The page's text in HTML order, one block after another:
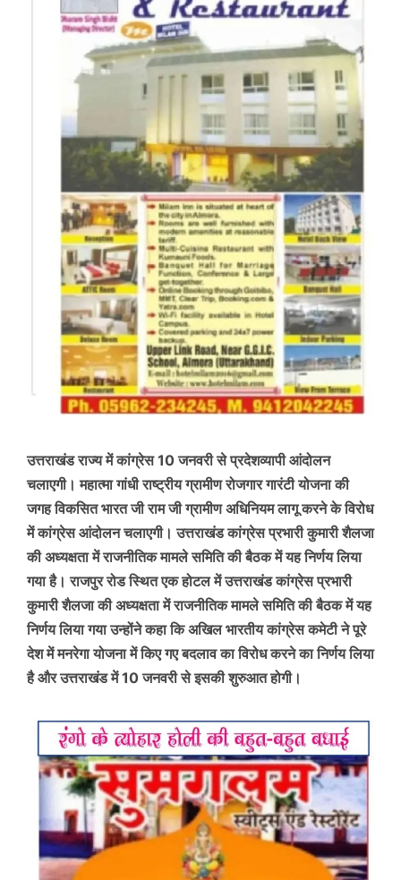
उत्तराखंड राज्य में कांग्रेस 10 जनवरी से प्रदेशव्यापी आंदोलन
चलाएगी। महात्मा गांधी राष्ट्रीय ग्रामीण रोजगार गारंटी योजना की
जगह विकसित भारत जी राम जी ग्रामीण अधिनियम लागू करने के विरोध
में कांग्रेस आंदोलन चलाएगी। उत्तराखंड कांग्रेस प्रभारी कुमारी शैलजा
की अध्यक्षता में राजनीतिक मामले समिति की बैठक में यह निर्णय लिया
गया है। राजपुर रोड स्थित एक होटल में उत्तराखंड कांग्रेस प्रभारी
कुमारी शैलजा की अध्यक्षता में राजनीतिक मामले समिति की बैठक में यह
निर्णय लिया गया उन्होंने कहा कि अखिल भारतीय कांग्रेस कमेटी ने पूरे
देश में मनरेगा योजना में किए गए बदलाव का विरोध करने का निर्णय लिया
है और उत्तराखंड में 10 जनवरी से इसकी शुरुआत होगी।